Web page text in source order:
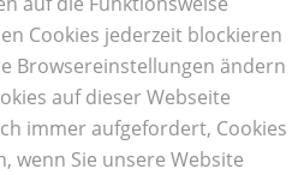
Cookies jederzeit blockieren
Browsereinstellungen ändern
auf dieser Webseite
immer aufgefordert, Cookies
wenn Sie unsere Website